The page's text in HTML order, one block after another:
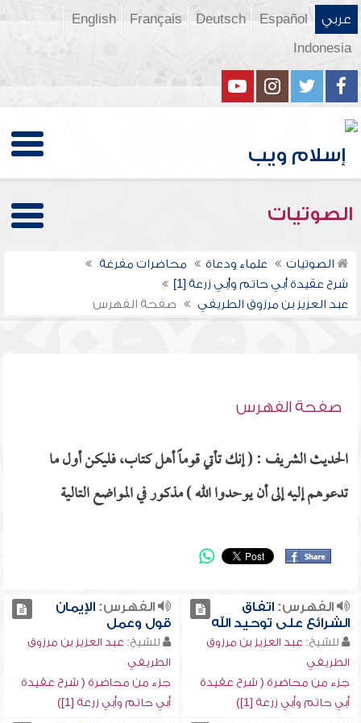
عربي Español
Deutsch
Français
English
Indonesia
الصوتيات
الصوتيات علماء ودعاة
محاضرات مفرغة
شرح عقيدة أبي حاتم وأبي زرعة [1]
عبد العزيز بن مرزوق الطريفي
صفحة الفهرس
صفحة الفهرس
الحديث الشريف : ( إنك تأتي قوماً أهل كتاب، فليكن أول ما
تدعوهم إليه إلى أن يوحدوا الله ) مذكور في المواضع التالية
الفهرس:اتفاق
الشرائع على توحيد الله
للشيخ: عبد العزيز بن مرزوق
الطريفي
جزء من محاضرة ( شرح عقيدة
أبي حاتم وأبي زرعة [1])
الفهرس:الإيمان
قول وعمل
للشيخ: عبد العزيز بن مرزوق
الطريفي
جزء من محاضرة ( شرح عقيدة
أبي حاتم وأبي زرعة [1])